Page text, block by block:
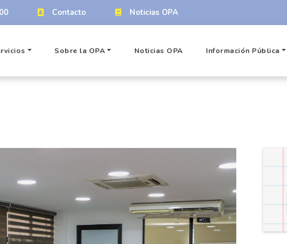
Contacto Noticias OPA
Sobre la OPA Noticias OPA Información Pública